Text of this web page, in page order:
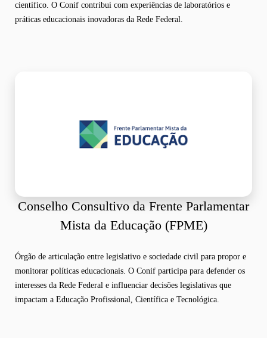
científico. O Conif contribui com experiências de laboratórios e
práticas educacionais inovadoras da Rede Federal.
Conselho Consultivo da Frente Parlamentar
Mista da Educação (FPME)
Órgão de articulação entre legislativo e sociedade civil para propor e
monitorar políticas educacionais. O Conif participa para defender os
interesses da Rede Federal e influenciar decisões legislativas que
impactam a Educação Profissional, Científica e Tecnológica.